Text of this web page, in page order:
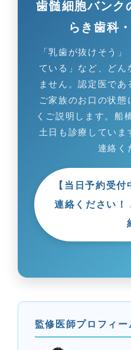
歯髄細胞バンク
らき歯科
「乳歯が抜けそう
ている」など、どん
ません。認定医で
ご家族のお口の状態
くご説明します。船
土日も診療していま
連絡く
【当日予約受
連絡ください
監修医師プロフィー